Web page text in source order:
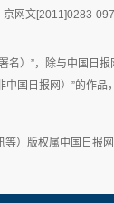
京网文[2011]0283-
名）”，除与中国日
国日报网）”的作
）版权属中国日